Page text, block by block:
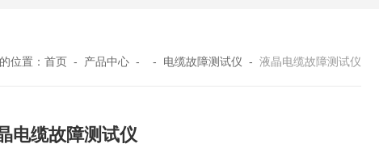
位置： 首页 - 产品中心 - - 电缆故障测试仪 - 液晶电缆故障测试仪
电缆故障测试仪